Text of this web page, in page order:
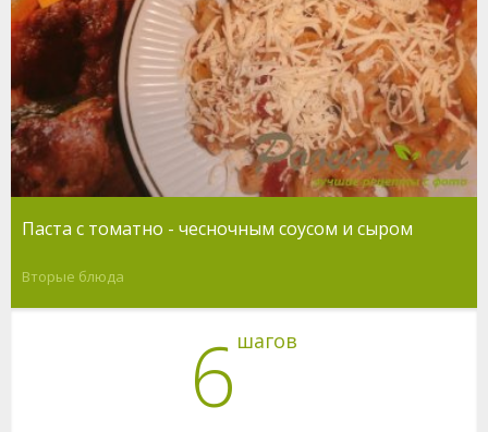
Паста с томатно - чесночным соусом и сыром
Вторые блюда
6 шагов